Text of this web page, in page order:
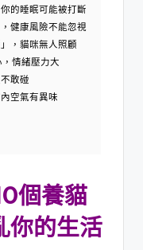
的睡眠可能被打斷
健康風險不能忽視
，貓咪無人照顧
情緒壓力大
敢碰
空氣有異味
0個養貓
你的生活